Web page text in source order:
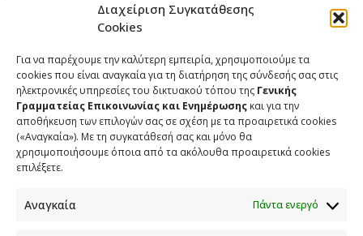
Διαχείριση Συγκατάθεσης
Cookies
Για να παρέχουμε την καλύτερη εμπειρία, χρησιμοποιούμε τα
cookies που είναι αναγκαία για τη διατήρηση της σύνδεσής σας στις
ηλεκτρονικές υπηρεσίες του δικτυακού τόπου της Γενικής
Γραμματείας Επικοινωνίας και Ενημέρωσης και για την
αποθήκευση των επιλογών σας σε σχέση με τα προαιρετικά cookies
(«Αναγκαία»). Με τη συγκατάθεσή σας και μόνο θα
χρησιμοποιήσουμε όποια από τα ακόλουθα προαιρετικά cookies
επιλέξετε.
Αναγκαία Πάντα ενεργό
ΕΠΙΚΟΙΝΩΝΙΑ
Φραγκούδη 11 & Αλεξάνδρου Πάντου